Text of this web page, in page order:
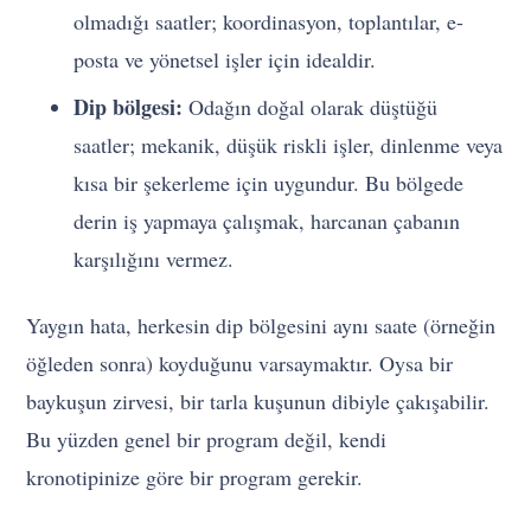
olmadığı saatler; koordinasyon, toplantılar, e-
posta ve yönetsel işler için idealdir.
Dip bölgesi: Odağın doğal olarak düştüğü
saatler; mekanik, düşük riskli işler, dinlenme veya
kısa bir şekerleme için uygundur. Bu bölgede
derin iş yapmaya çalışmak, harcanan çabanın
karşılığını vermez.
Yaygın hata, herkesin dip bölgesini aynı saate (örneğin
öğleden sonra) koyduğunu varsaymaktır. Oysa bir
baykuşun zirvesi, bir tarla kuşunun dibiyle çakışabilir.
Bu yüzden genel bir program değil, kendi
kronotipinize göre bir program gerekir.